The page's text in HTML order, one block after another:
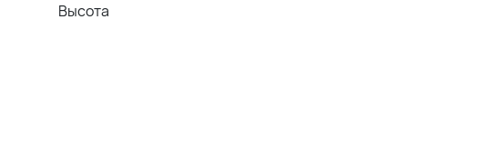
Высота